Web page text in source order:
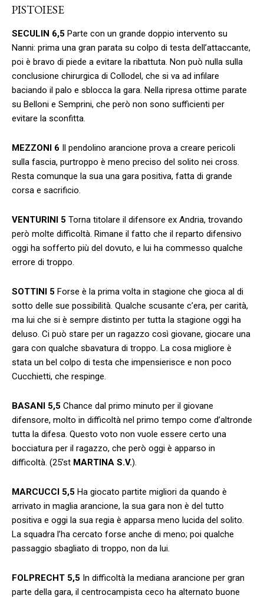
PISTOIESE
SECULIN 6,5 Parte con un grande doppio intervento su
Nanni: prima una gran parata su colpo di testa dell’attaccante,
poi è bravo di piede a evitare la ribattuta. Non può nulla sulla
conclusione chirurgica di Collodel, che si va ad infilare
baciando il palo e sblocca la gara. Nella ripresa ottime parate
su Belloni e Semprini, che però non sono sufficienti per
evitare la sconfitta.
MEZZONI 6 Il pendolino arancione prova a creare pericoli
sulla fascia, purtroppo è meno preciso del solito nei cross.
Resta comunque la sua una gara positiva, fatta di grande
corsa e sacrificio.
VENTURINI 5 Torna titolare il difensore ex Andria, trovando
però molte difficoltà. Rimane il fatto che il reparto difensivo
oggi ha sofferto più del dovuto, e lui ha commesso qualche
errore di troppo.
SOTTINI 5 Forse è la prima volta in stagione che gioca al di
sotto delle sue possibilità. Qualche scusante c’era, per carità,
ma lui che si è sempre distinto per tutta la stagione oggi ha
deluso. Ci può stare per un ragazzo così giovane, giocare una
gara con qualche sbavatura di troppo. La cosa migliore è
stata un bel colpo di testa che impensierisce e non poco
Cucchietti, che respinge.
BASANI 5,5 Chance dal primo minuto per il giovane
difensore, molto in difficoltà nel primo tempo come d’altronde
tutta la difesa. Questo voto non vuole essere certo una
bocciatura per il ragazzo, che però oggi è apparso in
difficoltà. (25’st MARTINA S.V.).
MARCUCCI 5,5 Ha giocato partite migliori da quando è
arrivato in maglia arancione, la sua gara non è del tutto
positiva e oggi la sua regia è apparsa meno lucida del solito.
La squadra l’ha cercato forse anche di meno; poi qualche
passaggio sbagliato di troppo, non da lui.
FOLPRECHT 5,5 In difficoltà la mediana arancione per gran
parte della gara, il centrocampista ceco ha alternato buone